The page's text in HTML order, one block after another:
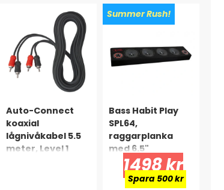
Auto-Connect
koaxial
lågnivåkabel 5.5
meter, Level 1
Summer Rush!
Bass Habit Play
SPL64,
raggarplanka
med 6.5"
midbasar
1498 kr
Spara 500 kr